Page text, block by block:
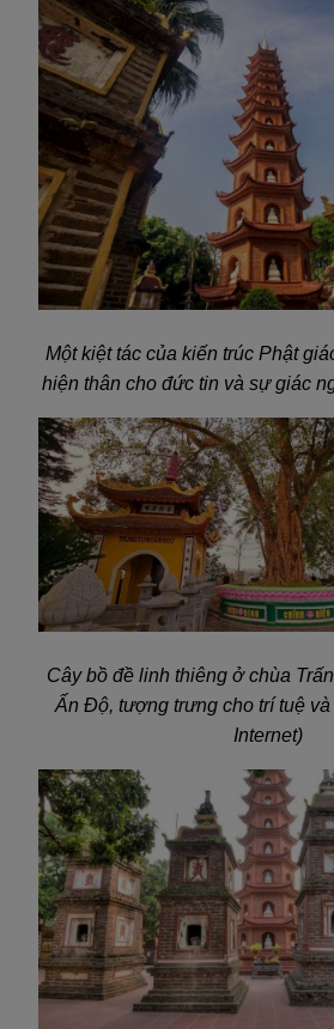
Một kiệt tác của kiến trúc Phật
hiện thân cho đức tin và sự giác
Cây bồ đề linh thiêng ở chùa
Ấn Độ, tượng trưng cho trí tuệ
Internet)